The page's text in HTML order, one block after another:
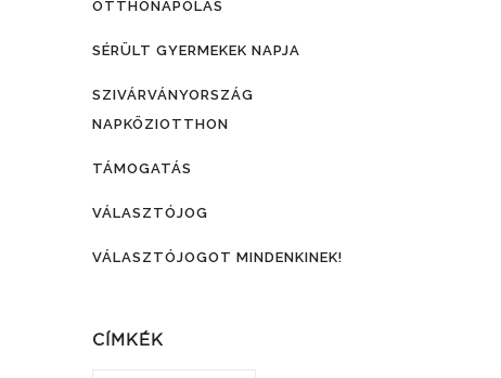
OTTHONÁPOLÁS
SÉRÜLT GYERMEKEK NAPJA
SZIVÁRVÁNYORSZÁG
NAPKÖZIOTTHON
TÁMOGATÁS
VÁLASZTÓJOG
VÁLASZTÓJOGOT MINDENKINEK!
CÍMKÉK